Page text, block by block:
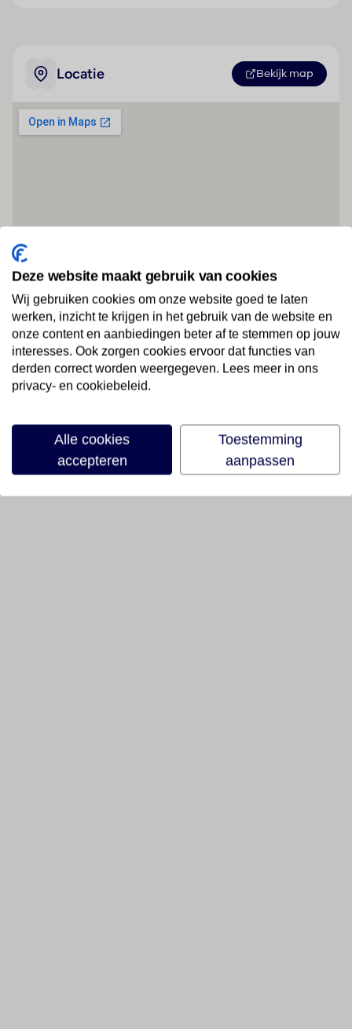
Locatie Bekijk map
Deze website maakt gebruik van cookies
Wij gebruiken cookies om onze website goed te laten
werken, inzicht te krijgen in het gebruik van de website en
onze content en aanbiedingen beter af te stemmen op jouw
interesses. Ook zorgen cookies ervoor dat functies van
derden correct worden weergegeven. Lees meer in ons
privacy- en cookiebeleid.
Alle cookies
accepteren
Toestemming
aanpassen